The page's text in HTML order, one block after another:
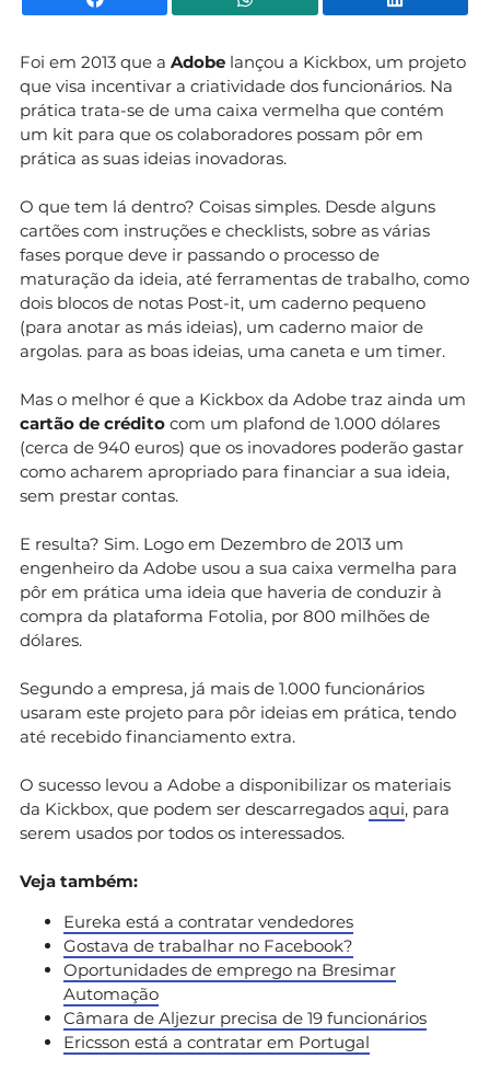
Foi em 2013 que a Adobe lançou a Kickbox, um projeto
que visa incentivar a criatividade dos funcionários. Na
prática trata-se de uma caixa vermelha que contém
um kit para que os colaboradores possam pôr em
prática as suas ideias inovadoras.
O que tem lá dentro? Coisas simples. Desde alguns
cartões com instruções e checklists, sobre as várias
fases porque deve ir passando o processo de
maturação da ideia, até ferramentas de trabalho, como
dois blocos de notas Post-it, um caderno pequeno
(para anotar as más ideias), um caderno maior de
argolas. para as boas ideias, uma caneta e um timer.
Mas o melhor é que a Kickbox da Adobe traz ainda um
cartão de crédito com um plafond de 1.000 dólares
(cerca de 940 euros) que os inovadores poderão gastar
como acharem apropriado para financiar a sua ideia,
sem prestar contas.
E resulta? Sim. Logo em Dezembro de 2013 um
engenheiro da Adobe usou a sua caixa vermelha para
pôr em prática uma ideia que haveria de conduzir à
compra da plataforma Fotolia, por 800 milhões de
dólares.
Segundo a empresa, já mais de 1.000 funcionários
usaram este projeto para pôr ideias em prática, tendo
até recebido financiamento extra.
O sucesso levou a Adobe a disponibilizar os materiais
da Kickbox, que podem ser descarregados aqui, para
serem usados por todos os interessados.
Veja também:
Eureka está a contratar vendedores
Gostava de trabalhar no Facebook?
Oportunidades de emprego na Bresimar
Automação
Câmara de Aljezur precisa de 19 funcionários
Ericsson está a contratar em Portugal